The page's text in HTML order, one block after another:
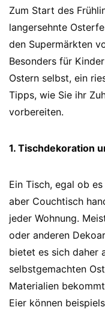
Zum Start des
langersehnte
den Supermärkten
Besonders für
Ostern selbst, ein
Tipps, wie Sie ihr
vorbereiten.
1. Tischdekoration
Ein Tisch, egal ob
aber Couchtisch
jeder Wohnung.
oder anderen
bietet es sich daher
selbstgemachten
Materialien
Eier können